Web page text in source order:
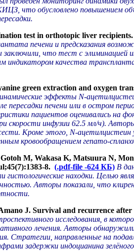
что обусловлено повышением
test in orthotopic liver recipients.
печени и предсказания
что тест с элиминацией
качества
green extraction and oxygen
эффекты N-
печени или в остром
пациентов оценивались на
скорости инфузии 62.5 мл/ч).
Кроме этого, N-ацетилцистеин
кровообращением гепато-
M, Wakasa K, Matsuura N,
8. (.pdf-file -624 КБ) В
находки. Целью
Авторы показали, что
J. Survival and recurrence after
исследования, в
лечения. Авторы
Стратегии, направленные на
задержки индоцианина